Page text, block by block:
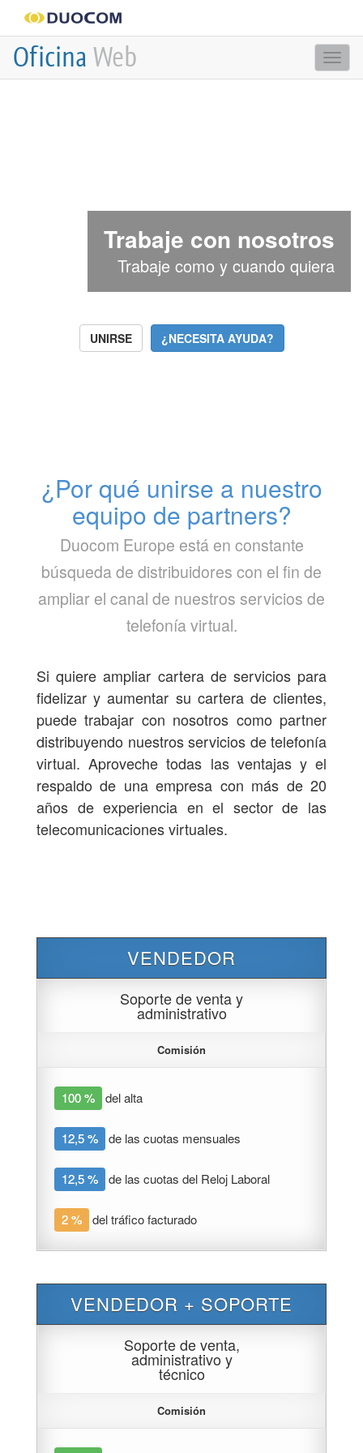
Oficina Web
Trabaje con nosotros
Trabaje como y cuando quiera
UNIRSE ¿NECESITA AYUDA?
¿Por qué unirse a nuestro
equipo de partners?
Duocom Europe está en constante
búsqueda de distribuidores con el fin de
ampliar el canal de nuestros servicios de
telefonía virtual.
Si quiere ampliar cartera de servicios para
fidelizar y aumentar su cartera de clientes,
puede trabajar con nosotros como partner
distribuyendo nuestros servicios de telefonía
virtual. Aproveche todas las ventajas y el
respaldo de una empresa con más de 20
años de experiencia en el sector de las
telecomunicaciones virtuales.
VENDEDOR
Soporte de venta y
administrativo
Comisión
100 % del alta
12,5 % de las cuotas mensuales
12,5 % de las cuotas del Reloj Laboral
2 % del tráfico facturado
VENDEDOR + SOPORTE
Soporte de venta,
administrativo y
técnico
Comisión